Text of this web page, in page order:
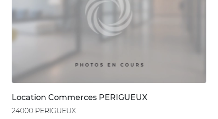
Location Commerces PERIGUEUX
24000 PERIGUEUX